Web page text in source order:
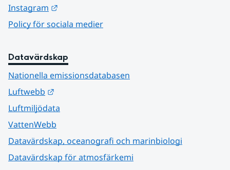
Instagram
Policy för sociala medier
Datavärdskap
Nationella emissionsdatabasen
Luftwebb
Luftmiljödata
VattenWebb
Datavärdskap, oceanografi och marinbiologi
Datavärdskap för atmosfärkemi